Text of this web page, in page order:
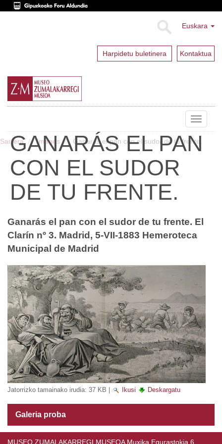
Euskara
Harpidetu buletinera Kontaktua
Toggle
Sarrera Images Ganarás el pan con el sudor de tu frente.
GANARÁS EL PAN
CON EL SUDOR
DE TU FRENTE.
Ganarás el pan con el sudor de tu frente. El
Clarín nº 3. Madrid, 5-VII-1883 Hemeroteca
Municipal de Madrid
Jatorrizko tamainako irudia: 37 KB | Ikusi Deskargatu
Galeria proba
MUSEO ZUMALAKARREGI MUSEOA Muxika Egurastokia 6,